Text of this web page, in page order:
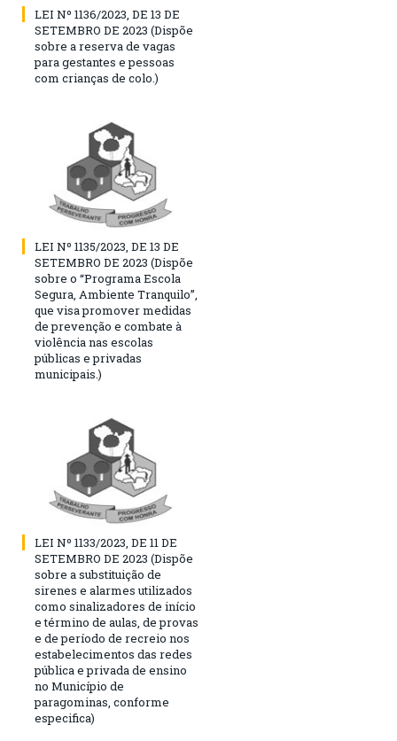
LEI Nº 1136/2023, DE 13 DE
SETEMBRO DE 2023 (Dispõe
sobre a reserva de vagas
para gestantes e pessoas
com crianças de colo.)
LEI Nº 1135/2023, DE 13 DE
SETEMBRO DE 2023 (Dispõe
sobre o “Programa Escola
Segura, Ambiente Tranquilo”,
que visa promover medidas
de prevenção e combate à
violência nas escolas
públicas e privadas
municipais.)
LEI Nº 1133/2023, DE 11 DE
SETEMBRO DE 2023 (Dispõe
sobre a substituição de
sirenes e alarmes utilizados
como sinalizadores de início
e término de aulas, de provas
e de período de recreio nos
estabelecimentos das redes
pública e privada de ensino
no Município de
paragominas, conforme
especifica)